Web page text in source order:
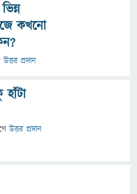
কখনো
উত্তর প্রদান
উত্তর প্রদান